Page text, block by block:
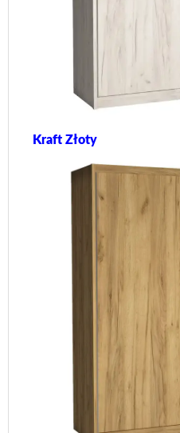
Kraft Złoty